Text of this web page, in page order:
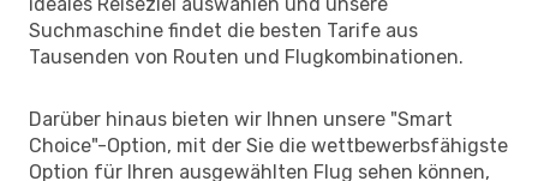
Suchmaschine findet die besten Tarife aus
Tausenden von Routen und Flugkombinationen.
Darüber hinaus bieten wir Ihnen unsere "Smart
Choice"-Option, mit der Sie die wettbewerbsfähigste
Option für Ihren ausgewählten Flug sehen können,